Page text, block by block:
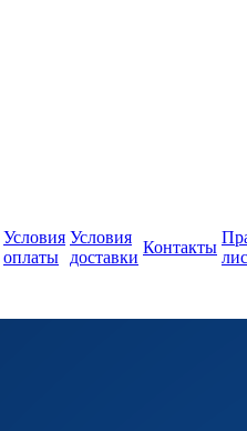
Условия
оплаты
Условия
доставки
Контакты